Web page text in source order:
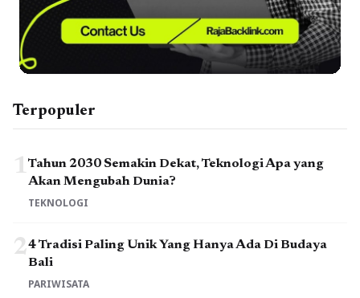
Terpopuler
1Tahun 2030 Semakin Dekat, Teknologi Apa yang
Akan Mengubah Dunia?
TEKNOLOGI
24 Tradisi Paling Unik Yang Hanya Ada Di Budaya
Bali
PARIWISATA